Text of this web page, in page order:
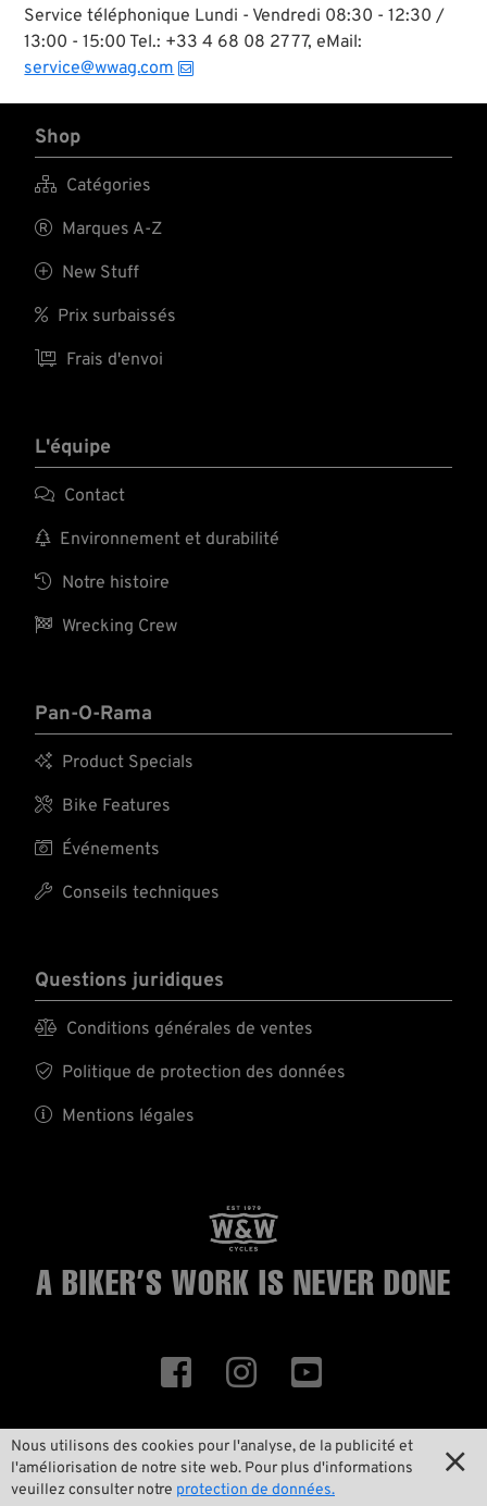
Nous utilisons des cookies pour l'analyse, de la publicité et
l'améliorisation de notre site web. Pour plus d'informations
veuillez consulter notre protection de données.

Service téléphonique Lundi - Vendredi 08:30 - 12:30 /
13:00 - 15:00 Tel.: +33 4 68 08 27 77, eMail:
service@wwag.com
Shop
 Catégories
 Marques A-Z
 New Stuff
 Prix surbaissés
 Frais d'envoi
L'équipe
 Contact
 Environnement et durabilité
 Notre histoire
 Wrecking Crew
Pan-O-Rama
 Product Specials
 Bike Features
 Événements
 Conseils techniques
Questions juridiques
 Conditions générales de ventes
 Politique de protection des données
 Mentions légales
A BIKER’S WORK IS NEVER DONE
  
ID 58504